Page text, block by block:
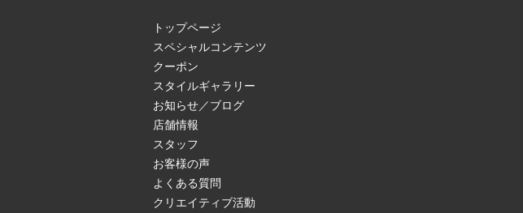
トップページ
スペシャルコンテンツ
クーポン
スタイルギャラリー
お知らせ／ブログ
店舗情報
スタッフ
お客様の声
よくある質問
クリエイティブ活動